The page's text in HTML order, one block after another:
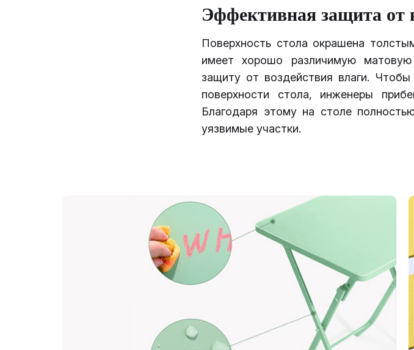
Эффективная защита от
Поверхность стола окрашена
имеет хорошо различимую
защиту от воздействия влаги.
поверхности стола, инженеры
Благодаря этому на столе
уязвимые участки.